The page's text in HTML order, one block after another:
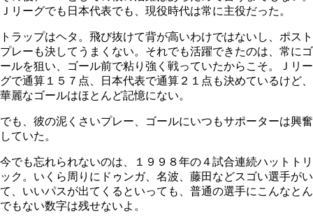
Ｊリーグでも日本代表でも、現役時代は常に主役だった。
トラップはヘタ。飛び抜けて背が高いわけではないし、ポスト
プレーも決してうまくない。それでも活躍できたのは、常にゴ
ールを狙い、ゴール前で粘り強く戦っていたからこそ。Ｊリー
グで通算１５７点、日本代表で通算２１点も決めているけど、
華麗なゴールはほとんど記憶にない。
でも、彼の泥くさいプレー、ゴールにいつもサポーターは興奮
していた。
今でも忘れられないのは、１９９８年の４試合連続ハットトリ
ック。いくら周りにドゥンガ、名波、藤田などスゴい選手がい
て、いいパスが出てくるといっても、普通の選手にこんなとん
でもない数字は残せないよ。